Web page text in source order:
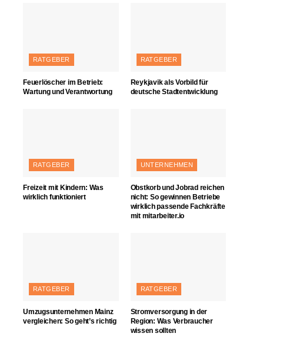
RATGEBER
Feuerlöscher im Betrieb:
Wartung und Verantwortung
RATGEBER
Reykjavik als Vorbild für
deutsche Stadtentwicklung
RATGEBER
Freizeit mit Kindern: Was
wirklich funktioniert
UNTERNEHMEN
Obstkorb und Jobrad reichen
nicht: So gewinnen Betriebe
wirklich passende Fachkräfte
mit mitarbeiter.io
RATGEBER
Umzugsunternehmen Mainz
vergleichen: So geht’s richtig
RATGEBER
Stromversorgung in der
Region: Was Verbraucher
wissen sollten